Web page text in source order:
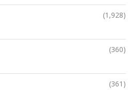
(1,928)
(360)
(361)